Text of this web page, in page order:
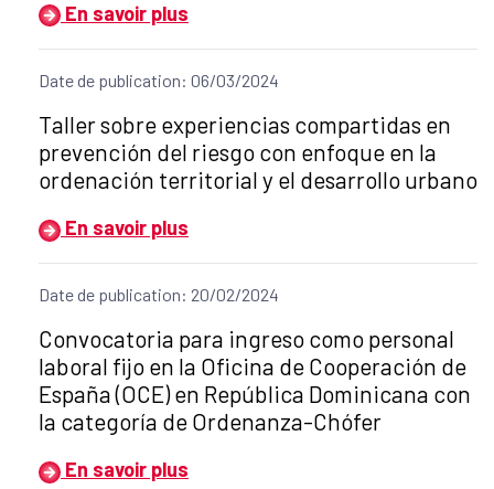
En savoir plus
Date de publication: 06/03/2024
Título del anuncio:
Taller sobre experiencias compartidas en
prevención del riesgo con enfoque en la
ordenación territorial y el desarrollo urbano
En savoir plus
Date de publication: 20/02/2024
Título del anuncio:
Convocatoria para ingreso como personal
laboral fijo en la Oficina de Cooperación de
España (OCE) en República Dominicana con
la categoría de Ordenanza-Chófer
En savoir plus